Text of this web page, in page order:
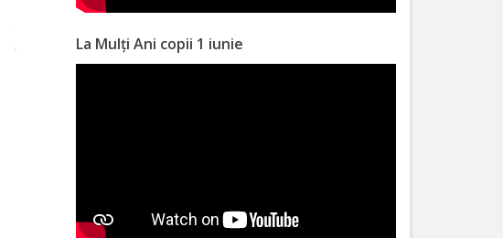
La Mulți Ani copii 1 iunie